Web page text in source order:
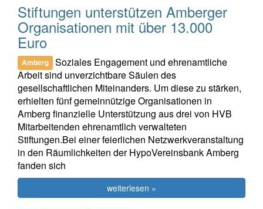
Stiftungen unterstützen Amberger
Organisationen mit über 13.000
Euro
Amberg
Soziales Engagement und ehrenamtliche
Arbeit sind unverzichtbare Säulen des
gesellschaftlichen Miteinanders. Um diese zu stärken,
erhielten fünf gemeinnützige Organisationen in
Amberg finanzielle Unterstützung aus drei von HVB
Mitarbeitenden ehrenamtlich verwalteten
Stiftungen.Bei einer feierlichen Netzwerkveranstaltung
in den Räumlichkeiten der HypoVereinsbank Amberg
fanden sich
weiterlesen »